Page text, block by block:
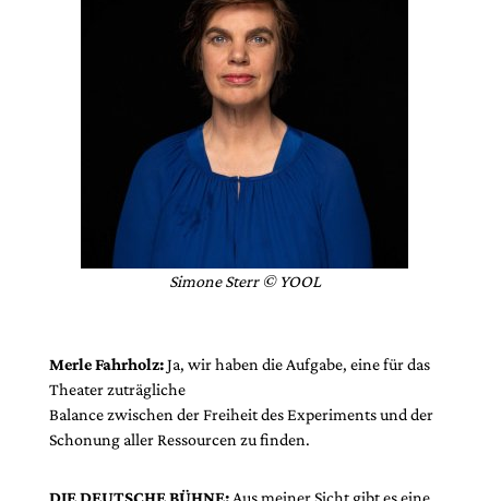
Simone Sterr © YOOL
Merle Fahrholz:Ja, wir haben die Aufgabe, eine für das
Theater zuträgliche
Balance zwischen der Freiheit des Expe­riments und der
Schonung aller Ressourcen zu finden.
DIE DEUTSCHE BÜHNE: Aus meiner Sicht gibt es eine